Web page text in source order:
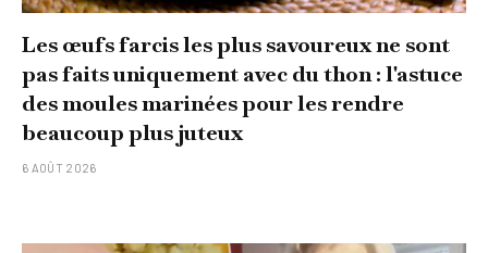
Les œufs farcis les plus savoureux ne sont
pas faits uniquement avec du thon : l'astuce
des moules marinées pour les rendre
beaucoup plus juteux
6 AOÛT 2026